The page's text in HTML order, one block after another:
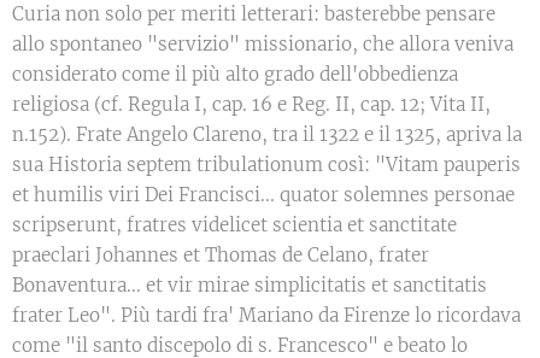
Curia non solo per meriti letterari: basterebbe pensare
allo spontaneo "servizio" missionario, che allora veniva
considerato come il più alto grado dell'obbedienza
religiosa (cf. Regula I, cap. 16 e Reg. II, cap. 12; Vita II,
n.152). Frate Angelo Clareno, tra il 1322 e il 1325, apriva la
sua Historia septem tribulationum così: "Vitam pauperis
et humilis viri Dei Francisci... quator solemnes personae
scripserunt, fratres videlicet scientia et sanctitate
praeclari Johannes et Thomas de Celano, frater
Bonaventura... et vir mirae simplicitatis et sanctitatis
frater Leo". Più tardi fra' Mariano da Firenze lo ricordava
come "il santo discepolo di s. Francesco" e beato lo